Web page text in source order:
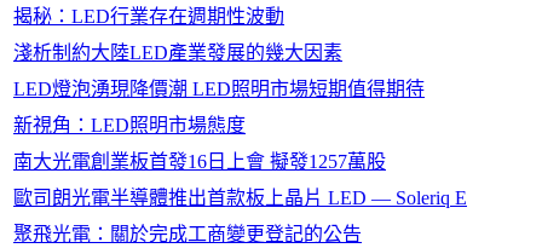
揭秘：LED行業存在週期性波動
淺析制約大陸LED產業發展的幾大因素
LED燈泡湧現降價潮 LED照明市場短期值得期待
新視角：LED照明市場態度
南大光電創業板首發16日上會 擬發1257萬股
歐司朗光電半導體推出首款板上晶片 LED — Soleriq E
聚飛光電：關於完成工商變更登記的公告